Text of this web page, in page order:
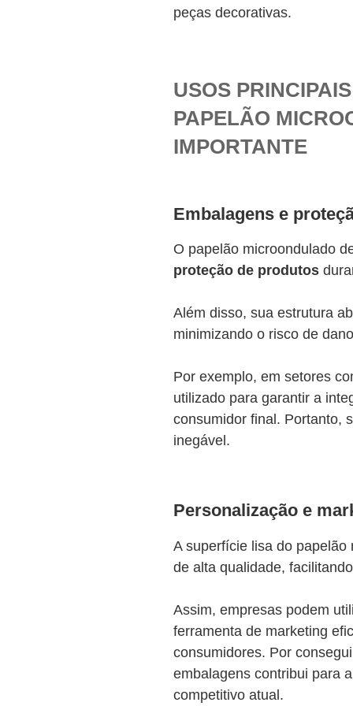
peças decorativas.
USOS
PAPELÃO
IMPORTANTE
Embalagens e
O papelão microondulado
proteção de produtos
Além disso, sua estrutura
minimizando o risco de
Por exemplo, em setores
utilizado para garantir a
consumidor final. Portanto,
inegável.​
Personalização e
A superfície lisa do
de alta qualidade,
Assim, empresas podem
ferramenta de marketing
consumidores. Por
embalagens contribui para
competitivo atual.